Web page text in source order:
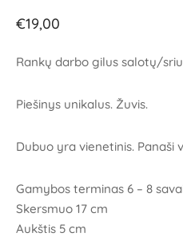
€19,00
Rankų darbo gilus salotų/
Piešinys unikalus. Žuvis.
Dubuo yra vienetinis. Panaši
Gamybos terminas 6 – 8
Skersmuo 17 cm
Aukštis 5 cm